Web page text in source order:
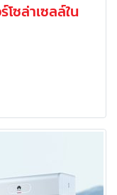
ซล่าเซลล์ใน